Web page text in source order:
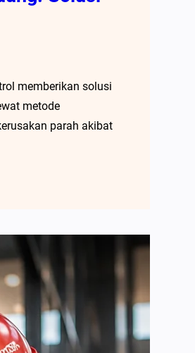
memberikan solusi
metode
parah akibat